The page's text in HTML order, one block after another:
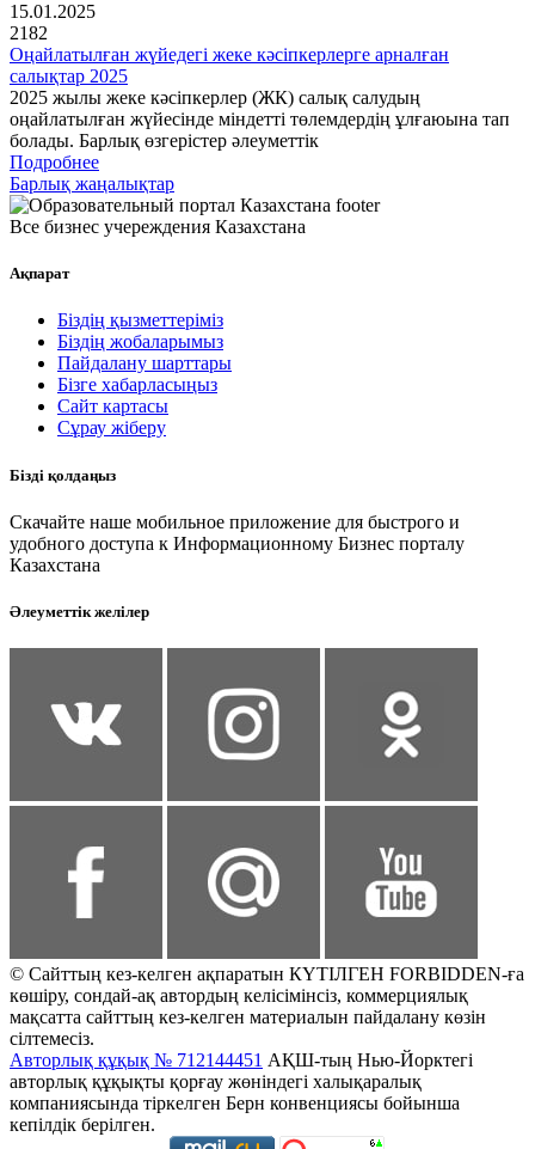
15.01.2025
2182
Оңайлатылған жүйедегі жеке кәсіпкерлерге арналған
салықтар 2025
2025 жылы жеке кәсіпкерлер (ЖК) салық салудың
оңайлатылған жүйесінде міндетті төлемдердің ұлғаюына тап
болады. Барлық өзгерістер әлеуметтік
Подробнее
Барлық жаңалықтар
Все бизнес учереждения Казахстана
Ақпарат
Біздің қызметтеріміз
Біздің жобаларымыз
Пайдалану шарттары
Бізге хабарласыңыз
Сайт картасы
Сұрау жіберу
Бізді қолдаңыз
Скачайте наше мобильное приложение для быстрого и
удобного доступа к Информационному Бизнес порталу
Казахстана
Әлеуметтік желілер
© Сайттың кез-келген ақпаратын КҮТІЛГЕН FORBIDDEN-ға
көшіру, сондай-ақ автордың келісімінсіз, коммерциялық
мақсатта сайттың кез-келген материалын пайдалану көзін
сілтемесіз.
Авторлық құқық № 712144451 АҚШ-тың Нью-Йорктегі
авторлық құқықты қорғау жөніндегі халықаралық
компаниясында тіркелген Берн конвенциясы бойынша
кепілдік берілген.